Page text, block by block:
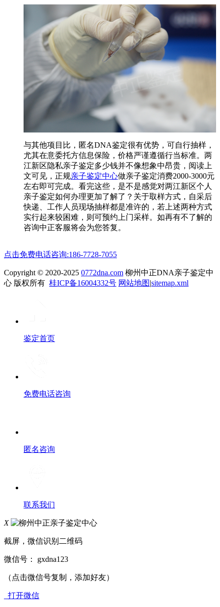
与其他项目比，匿名DNA鉴定很有优势，可自行抽样，
尤其在意委托方信息保险，价格严谨遵循行当标准。两
江新区隐私亲子鉴定多少钱并不像想象中昂贵，阅读上
文可见，正规亲子鉴定中心做亲子鉴定消费2000-3000元
左右即可完成。看完这些，是不是感觉对两江新区个人
亲子鉴定如何办理更加了解了？关于取样方式，自采后
快递、工作人员现场抽样都是准许的，若上述两种方式
实行起来较困难，则可预约上门采样。如再有不了解的
咨询中正客服将会为您答复。
点击免费电话咨询:186-7728-7055
Copyright © 2020-2025 0772dna.com 柳州中正DNA亲子鉴定中
心 版权所有 桂ICP备16004332号 网站地图|sitemap.xml
鉴定首页
免费电话咨询
匿名咨询
联系我们
X
截屏，微信识别二维码
微信号： gxdna123
（点击微信号复制，添加好友）
打开微信